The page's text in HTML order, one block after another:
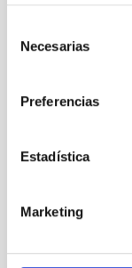
Necesarias
Preferencias
Estadística
Marketing
Enero 2021
Octubre 2020
Agosto 2020
Mayo 2020